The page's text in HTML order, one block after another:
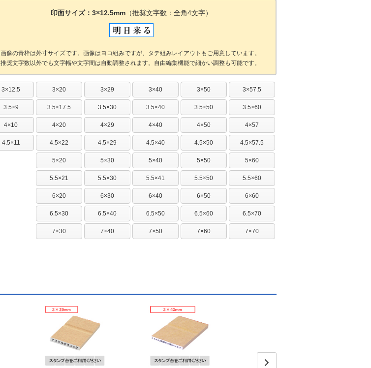
印面サイズ：3×12.5mm （推奨文字数：全角4文字）
画像の青枠は外寸サイズです。画像はヨコ組みですが、タテ組みレイアウトもご用意しています。
推奨文字数以外でも文字幅や文字間は自動調整されます。自由編集機能で細かい調整も可能です。
3×12.5 3×20 3×29 3×40 3×50 3×57.5
3.5×9 3.5×17.5 3.5×30 3.5×40 3.5×50 3.5×60
4×10 4×20 4×29 4×40 4×50 4×57
4.5×11 4.5×22 4.5×29 4.5×40 4.5×50 4.5×57.5
5×20 5×30 5×40 5×50 5×60
5.5×21 5.5×30 5.5×41 5.5×50 5.5×60
6×20 6×30 6×40 6×50 6×60
6.5×30 6.5×40 6.5×50 6.5×60 6.5×70
7×30 7×40 7×50 7×60 7×70